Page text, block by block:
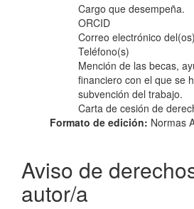
Cargo que desempeña.
ORCID
Correo electrónico
Teléfono(s)
Mención de las becas,
financiero con el que se
subvención del trabajo.
Carta de cesión de
Formato de edición: Normas
Aviso de
autor/a